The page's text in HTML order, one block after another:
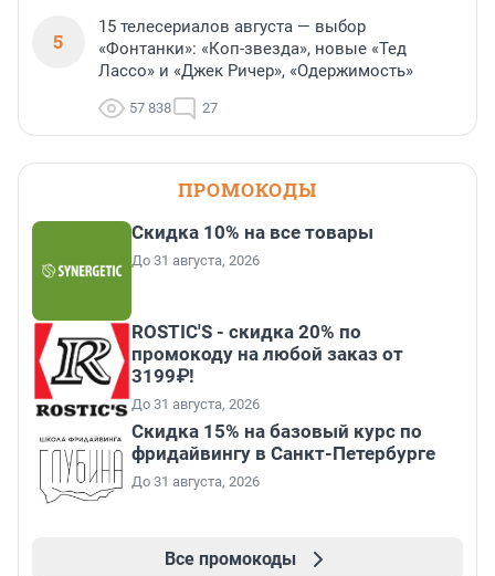
5
15 телесериалов августа — выбор
«Фонтанки»: «Коп-звезда», новые «Тед
Лассо» и «Джек Ричер», «Одержимость»
57 838 27
ПРОМОКОДЫ
Скидка 10% на все товары
До 31 августа, 2026
ROSTIC'S - скидка 20% по
промокоду на любой заказ от
3199₽!
До 31 августа, 2026
Скидка 15% на базовый курс по
фридайвингу в Санкт-Петербурге
До 31 августа, 2026
Все промокоды